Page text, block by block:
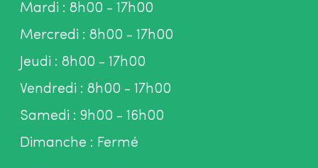
Mardi : 8h00 - 17h00
Mercredi : 8h00 - 17h00
Jeudi : 8h00 - 17h00
Vendredi : 8h00 - 17h00
Samedi : 9h00 - 16h00
Dimanche : Fermé